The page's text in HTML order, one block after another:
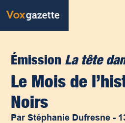
Émission La tête
Le Mois de
Noirs
ParStéphanie Dufresne -